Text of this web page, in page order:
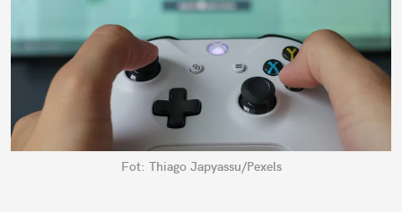
Fot: Thiago Japyassu/Pexels